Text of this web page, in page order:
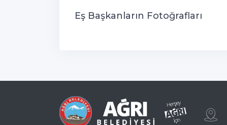
Eş Başkanların Fotoğrafları